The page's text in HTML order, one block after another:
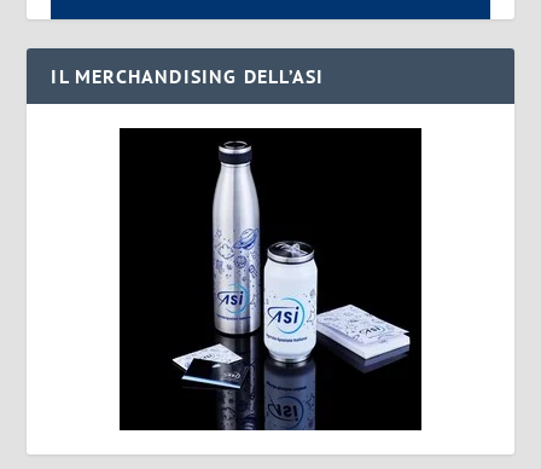
IL MERCHANDISING DELL’ASI